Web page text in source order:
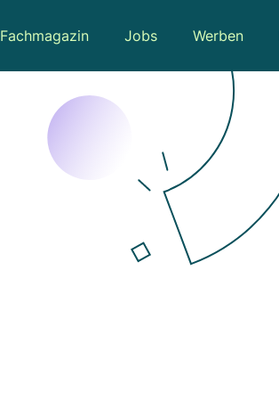
Fachmagazin Jobs Werben